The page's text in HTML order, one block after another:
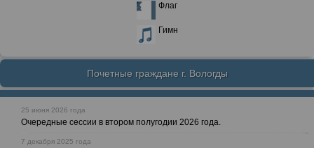
Флаг
Гимн
Почетные граждане г. Вологды
25 июня 2026 года
Очередные сессии в втором полугодии 2026 года.
7 декабря 2025 года